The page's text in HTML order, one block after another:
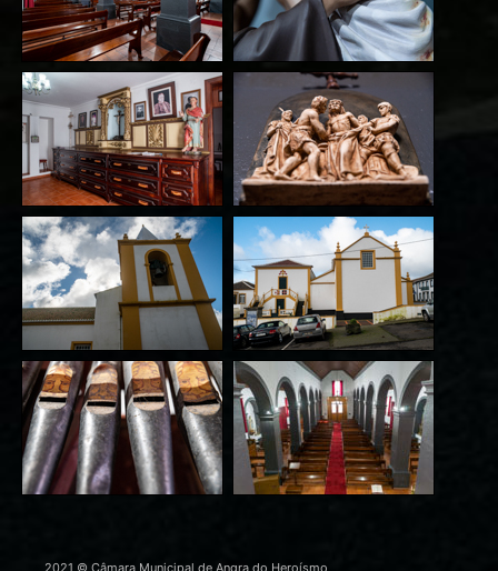
2021 © Câmara Municipal de Angra do Heroísmo